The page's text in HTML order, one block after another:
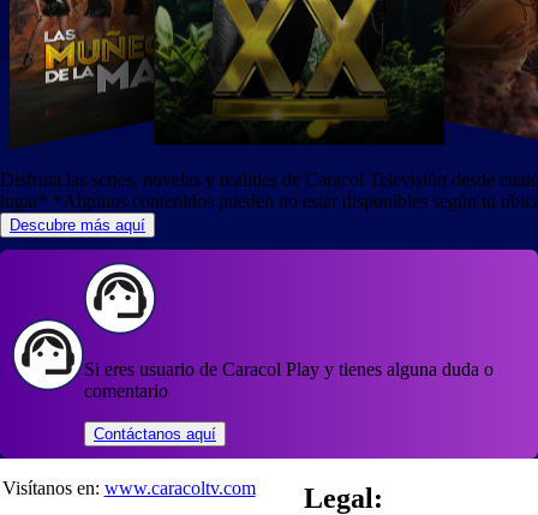
Disfruta las series, novelas y realities de Caracol Televisión desde
lugar* *Algunos contenidos pueden no estar disponibles según tu
Descubre más aquí
Si eres usuario de Caracol Play y tienes alguna duda o
comentario
Contáctanos aquí
Visítanos en: www.caracoltv.com
Legal: